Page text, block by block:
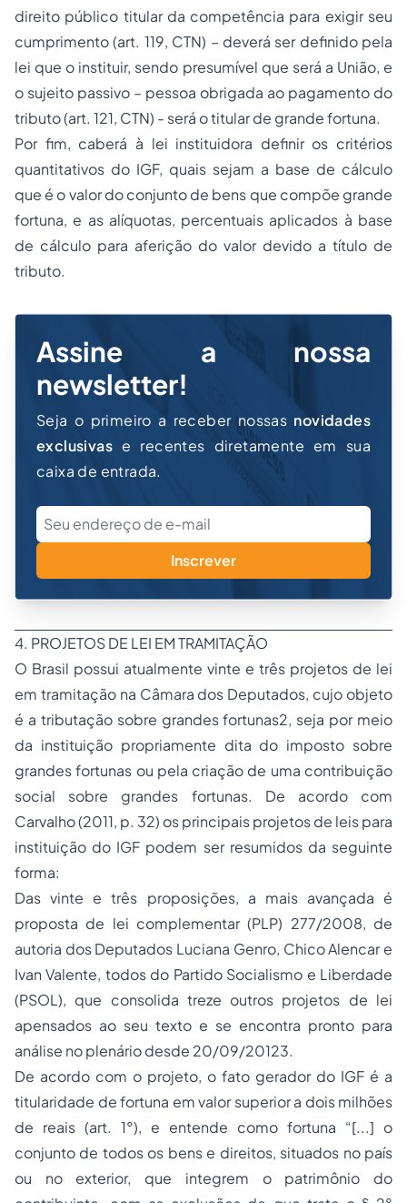
direito público titular da competência para exigir seu
cumprimento (art. 119, CTN) – deverá ser definido pela
lei que o instituir, sendo presumível que será a União, e
o sujeito passivo – pessoa obrigada ao pagamento do
tributo (art. 121, CTN) - será o titular de grande fortuna.
Por fim, caberá à lei instituidora definir os critérios
quantitativos do IGF, quais sejam a base de cálculo
que é o valor do conjunto de bens que compõe grande
fortuna, e as alíquotas, percentuais aplicados à base
de cálculo para aferição do valor devido a título de
tributo.
Assine a nossa
newsletter!
Seja o primeiro a receber nossas novidades
exclusivas e recentes diretamente em sua
caixa de entrada.
Inscrever
4. PROJETOS DE LEI EM TRAMITAÇÃO
O Brasil possui atualmente vinte e três projetos de lei
em tramitação na Câmara dos Deputados, cujo objeto
é a tributação sobre grandes fortunas2, seja por meio
da instituição propriamente dita do imposto sobre
grandes fortunas ou pela criação de uma contribuição
social sobre grandes fortunas. De acordo com
Carvalho (2011, p. 32) os principais projetos de leis para
instituição do IGF podem ser resumidos da seguinte
forma:
Das vinte e três proposições, a mais avançada é
proposta de lei complementar (PLP) 277/2008, de
autoria dos Deputados Luciana Genro, Chico Alencar e
Ivan Valente, todos do Partido Socialismo e Liberdade
(PSOL), que consolida treze outros projetos de lei
apensados ao seu texto e se encontra pronto para
análise no plenário desde 20/09/20123.
De acordo com o projeto, o fato gerador do IGF é a
titularidade de fortuna em valor superior a dois milhões
de reais (art. 1°), e entende como fortuna “[...] o
conjunto de todos os bens e direitos, situados no país
ou no exterior, que integrem o patrimônio do